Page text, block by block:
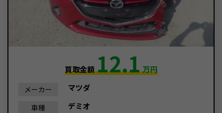
買取金額12.1万円
メーカー マツダ
車種 デミオ